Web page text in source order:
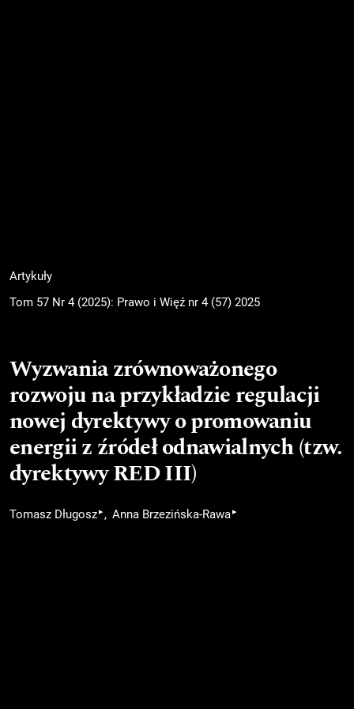
Artykuły
Tom 57 Nr 4 (2025): Prawo i Więź nr 4 (57) 2025
Wyzwania zrównoważonego
rozwoju na przykładzie regulacji
nowej dyrektywy o promowaniu
energii z źródeł odnawialnych (tzw.
dyrektywy RED III)
Tomasz Długosz▸ Anna Brzezińska-Rawa▸